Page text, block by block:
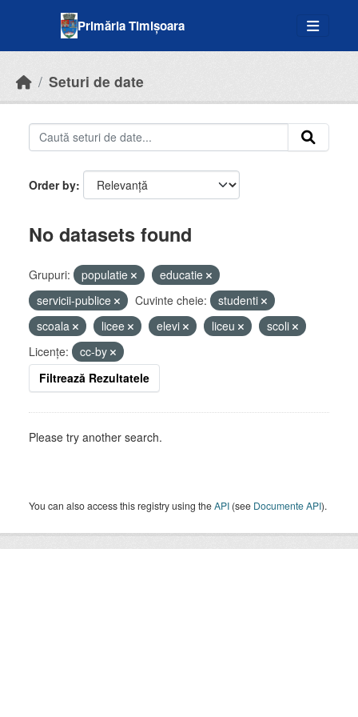
Primăria Timișoara
Seturi de date
Order by
No datasets found
Grupuri: populatie
educatie
servicii-publice
Cuvinte cheie:
studenti
scoala
licee elevi liceu
scoli
Licenţe:
cc-by
Filtrează Rezultatele
Please try another search.
You can also access this registry using theAPI (see Documente API).